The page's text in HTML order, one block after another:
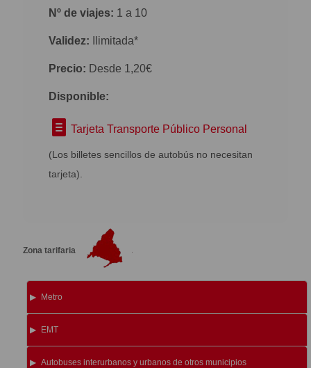
Nº de viajes: 1 a 10
Validez: Ilimitada*
Precio: Desde 1,20€
Disponible:
Tarjeta Transporte Público Personal
(Los billetes sencillos de autobús no necesitan
tarjeta).
Zona tarifaria
Metro
EMT
Autobuses interurbanos y urbanos de otros municipios